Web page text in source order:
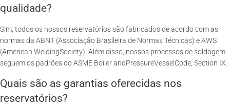
qualidade?
Sim, todos os nossos reservatórios são fabricados de acordo com as
normas da ABNT (Associação Brasileira de Normas Técnicas) e AWS
(American WeldingSociety). Além disso, nossos processos de soldagem
seguem os padrões do ASME Boiler andPressureVesselCode, Section IX.
Quais são as garantias oferecidas nos
reservatórios?